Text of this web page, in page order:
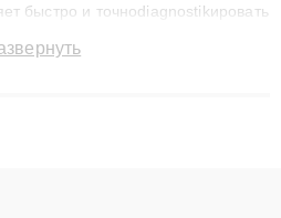
быстро и точноdiagnostikировать
сложные случаи: от замены